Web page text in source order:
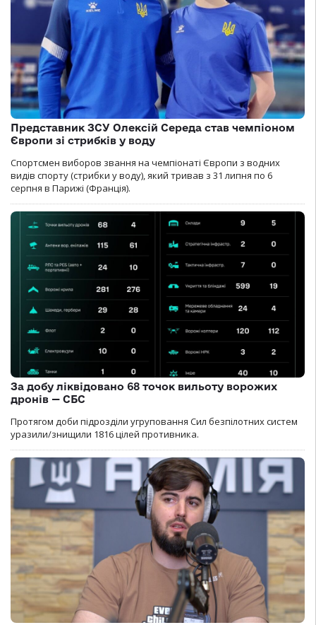
Представник ЗСУ Олексій Середа став чемпіоном
Європи зі стрибків у воду
Спортсмен виборов звання на чемпіонаті Європи з водних
видів спорту (стрибки у воду), який тривав з 31 липня по 6
серпня в Парижі (Франція).
За добу ліквідовано 68 точок вильоту ворожих
дронів — СБС
Протягом доби підрозділи угруповання Сил безпілотних систем
уразили/знищили 1816 цілей противника.